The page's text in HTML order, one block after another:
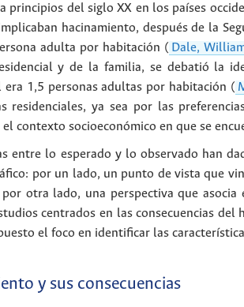
principios del siglo XX en los países
hacinamiento, después de la
adulta por habitación ( Dale,
y de la familia, se debatió la
era 1,5 personas adultas por habitación (
residenciales, ya sea por las
contexto socioeconómico en que se
entre lo esperado y lo observado han
por un lado, un punto de vista que
otra lado, una perspectiva que
centrados en las consecuencias
el foco en identificar las
y sus consecuencias